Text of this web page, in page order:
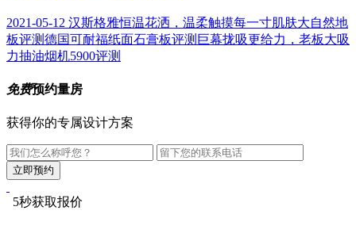
2021-05-12 汉斯格雅恒温花洒，温柔触摸每一寸肌肤大自然地
板评测德国可耐福纸面石膏板评测 巨幕拢吸更给力，老板大吸
力抽油烟机5900评测
免费预约量房
获得你的专属设计方案
5秒获取报价